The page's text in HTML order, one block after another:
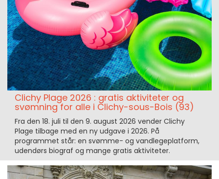
Clichy Plage 2026 : gratis aktiviteter og
svømning for alle i Clichy-sous-Bois (93)
Fra den 18. juli til den 9. august 2026 vender Clichy
Plage tilbage med en ny udgave i 2026. På
programmet står: en svømme- og vandlegeplatform,
udendørs biograf og mange gratis aktiviteter.